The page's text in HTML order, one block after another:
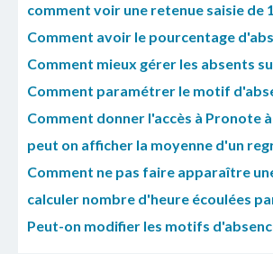
comment voir une retenue saisie de
Comment avoir le pourcentage
Comment mieux gérer les absents
Comment paramétrer le motif
Comment donner l'accès à Pronote
peut on afficher la moyenne d'un
Comment ne pas faire apparaître
calculer nombre d'heure écoulées
Peut-on modifier les motifs